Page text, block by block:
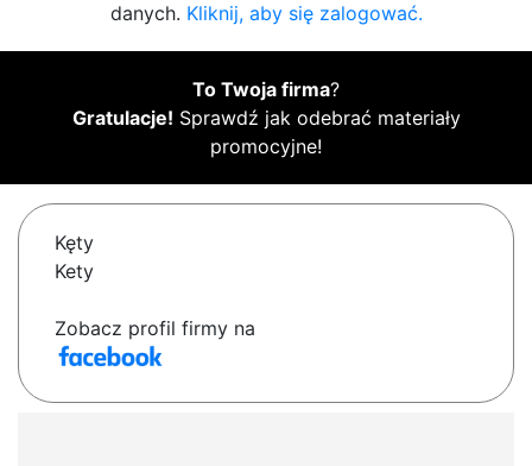
danych. Kliknij, aby się zalogować.
To Twoja firma?
Gratulacje! Sprawdź jak odebrać materiały
promocyjne!
Kęty
Kety
Zobacz profil firmy na